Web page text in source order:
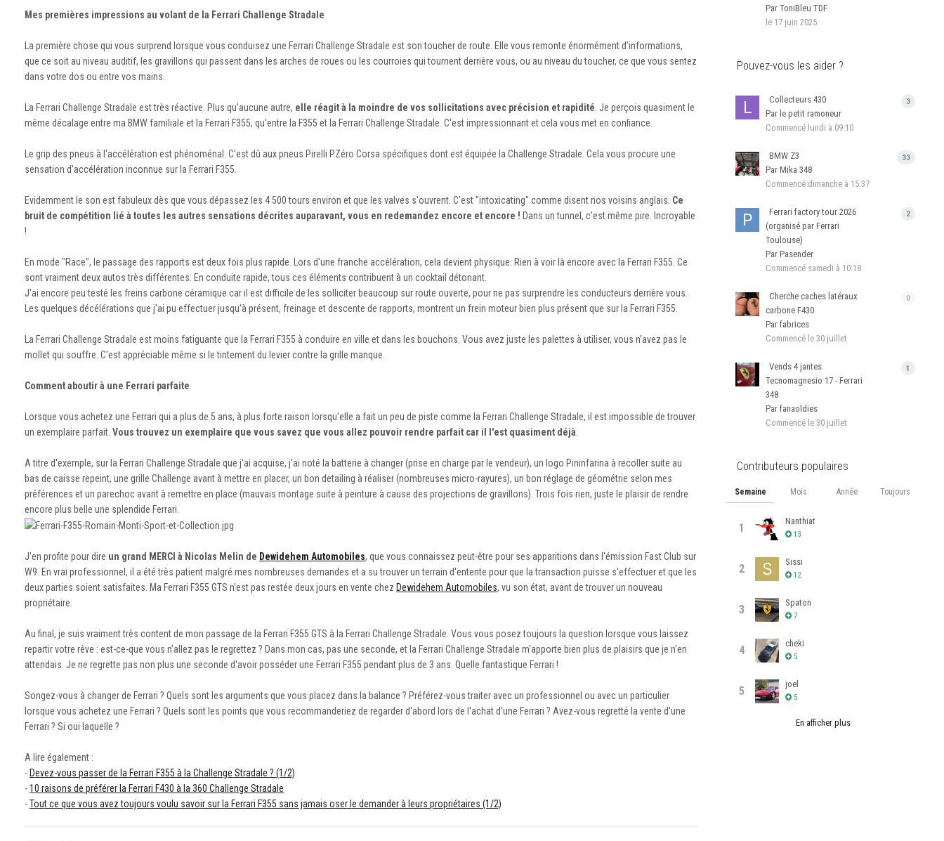
Mes premières impressions au volant de la Ferrari Challenge Stradale
La première chose qui vous surprend lorsque vous conduisez une Ferrari Challenge Stradale est son toucher de route. Elle vous remonte énormément d'informations,
que ce soit au niveau auditif, les gravillons qui passent dans les arches de roues ou les courroies qui tournent derrière vous, ou au niveau du toucher, ce que vous sentez
dans votre dos ou entre vos mains.
La Ferrari Challenge Stradale est très réactive. Plus qu'aucune autre, elle réagit à la moindre de vos sollicitations avec précision et rapidité . Je perçois quasiment le
même décalage entre ma BMW familiale et la Ferrari F355, qu'entre la F355 et la Ferrari Challenge Stradale. C'est impressionnant et cela vous met en confiance.
Le grip des pneus à l'accélération est phénoménal. C'est dû aux pneus Pirelli PZéro Corsa spécifiques dont est équipée la Challenge Stradale. Cela vous procure une
sensation d'accélération inconnue sur la Ferrari F355.
Evidemment le son est fabuleux dès que vous dépassez les 4 500 tours environ et que les valves s'ouvrent. C'est "intoxicating" comme disent nos voisins anglais. Ce
bruit de compétition lié à toutes les autres sensations décrites auparavant, vous en redemandez encore et encore ! Dans un tunnel, c'est même pire. Incroyable
!
En mode "Race", le passage des rapports est deux fois plus rapide. Lors d'une franche accélération, cela devient physique. Rien à voir là encore avec la Ferrari F355. Ce
sont vraiment deux autos très différentes. En conduite rapide, tous ces éléments contribuent à un cocktail détonant.
J'ai encore peu testé les freins carbone céramique car il est difficile de les solliciter beaucoup sur route ouverte, pour ne pas surprendre les conducteurs derrière vous.
Les quelques décélérations que j'ai pu effectuer jusqu'à présent, freinage et descente de rapports, montrent un frein moteur bien plus présent que sur la Ferrari F355.
La Ferrari Challenge Stradale est moins fatiguante que la Ferrari F355 à conduire en ville et dans les bouchons. Vous avez juste les palettes à utiliser, vous n'avez pas le
mollet qui souffre. C'est appréciable même si le tintement du levier contre la grille manque.
Comment aboutir à une Ferrari parfaite
Lorsque vous achetez une Ferrari qui a plus de 5 ans, à plus forte raison lorsqu'elle a fait un peu de piste comme la Ferrari Challenge Stradale, il est impossible de trouver
un exemplaire parfait. Vous trouvez un exemplaire que vous savez que vous allez pouvoir rendre parfait car il l'est quasiment déjà
A titre d'exemple, sur la Ferrari Challenge Stradale que j'ai acquise, j'ai noté la batterie à changer (prise en charge par le vendeur), un logo Pininfarina à recoller suite au
bas de caisse repeint, une grille Challenge avant à mettre en placer, un bon detailing à réaliser (nombreuses micro-rayures), un bon réglage de géométrie selon mes
préférences et un parechoc avant à remettre en place (mauvais montage suite à peinture à cause des projections de gravillons). Trois fois rien, juste le plaisir de rendre
encore plus belle une splendide Ferrari.
J'en profite pour dire un grand MERCI à Nicolas Melin de Dewidehem Automobiles, que vous connaissez peut-être pour ses apparitions dans l'émission Fast Club sur
W9. En vrai professionnel, il a été très patient malgré mes nombreuses demandes et a su trouver un terrain d'entente pour que la transaction puisse s'effectuer et que les
deux parties soient satisfaites. Ma Ferrari F355 GTS n'est pas restée deux jours en vente chez Dewidehem Automobiles, vu son état, avant de trouver un nouveau
propriétaire.
Au final, je suis vraiment très content de mon passage de la Ferrari F355 GTS à la Ferrari Challenge Stradale. Vous vous posez toujours la question lorsque vous laissez
repartir votre rêve : est-ce-que vous n'allez pas le regrettez ? Dans mon cas, pas une seconde, et la Ferrari Challenge Stradale m'apporte bien plus de plaisirs que je n'en
attendais. Je ne regrette pas non plus une seconde d'avoir posséder une Ferrari F355 pendant plus de 3 ans. Quelle fantastique Ferrari !
Songez-vous à changer de Ferrari ? Quels sont les arguments que vous placez dans la balance ? Préférez-vous traiter avec un professionnel ou avec un particulier
lorsque vous achetez une Ferrari ? Quels sont les points que vous recommanderiez de regarder d'abord lors de l'achat d'une Ferrari ? Avez-vous regretté la vente d'une
Ferrari ? Si oui laquelle ?
A lire également :
- Devez-vous passer de la Ferrari F355 à la Challenge Stradale ? (1/2)
-10 raisons de préférer la Ferrari F430 à la 360 Challenge Stradale
-Tout ce que vous avez toujours voulu savoir sur la Ferrari F355 sans jamais oser le demander à leurs propriétaires (1/2)
Par ToniBleu TDF
le 17 juin 2025
Pouvez-vous les aider ?
3
Collecteurs 430
Par le petit ramoneur
Commencé lundi à 09:10
33
BMW Z3
Par Mika 348
Commencé dimanche à 15:37
2
Ferrari factory tour 2026
(organisé par Ferrari
Toulouse)
Par Pasender
Commencé samedi à 10:18
0
Cherche caches latéraux
carbone F430
Par fabrices
Commencé le 30 juillet
1
Vends 4 jantes
Tecnomagnesio 17 - Ferrari
348
Par fanaoldies
Commencé le 30 juillet
Contributeurs populaires
Semaine Mois Année Toujours
1
Nanthiat
13
2
Sissi
12
3
Spaton
7
4
cheki
5
5
joel
5
En afficher plus